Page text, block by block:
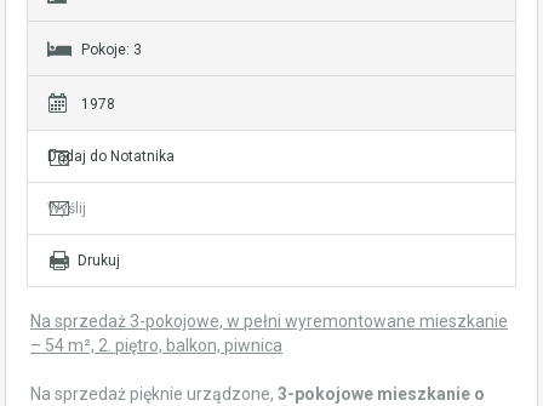
Pokoje: 3
1978
Dodaj do Notatnika
Wyślij
Drukuj
Na sprzedaż 3-pokojowe, w pełni wyremontowane mieszkanie
– 54 m², 2. piętro, balkon, piwnica
Na sprzedaż pięknie urządzone, 3-pokojowe mieszkanie o